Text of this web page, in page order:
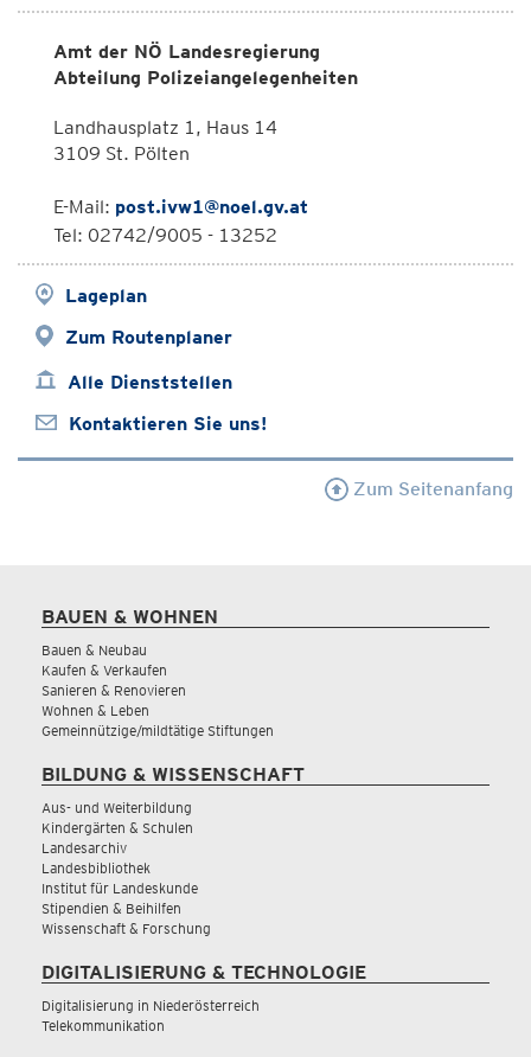
Amt der NÖ Landesregierung
Abteilung Polizeiangelegenheiten
Landhausplatz 1, Haus 14
3109 St. Pölten
E-Mail: post.ivw1@noel.gv.at
Tel: 02742/9005 - 13252
Lageplan
Zum Routenplaner
Alle Dienststellen
Kontaktieren Sie uns!
Zum Seitenanfang
BAUEN & WOHNEN
Bauen & Neubau
Kaufen & Verkaufen
Sanieren & Renovieren
Wohnen & Leben
Gemeinnützige/mildtätige Stiftungen
BILDUNG & WISSENSCHAFT
Aus- und Weiterbildung
Kindergärten & Schulen
Landesarchiv
Landesbibliothek
Institut für Landeskunde
Stipendien & Beihilfen
Wissenschaft & Forschung
DIGITALISIERUNG & TECHNOLOGIE
Digitalisierung in Niederösterreich
Telekommunikation